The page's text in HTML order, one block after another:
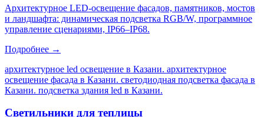
Архитектурное LED-освещение фасадов, памятников, мостов
и ландшафта: динамическая подсветка RGB/W, программное
управление сценариями, IP66–IP68.
Подробнее →
архитектурное led освещение в Казани. архитектурное
освещение фасада в Казани. светодиодная подсветка фасада в
Казани. подсветка здания led в Казани.
Светильники для теплицы